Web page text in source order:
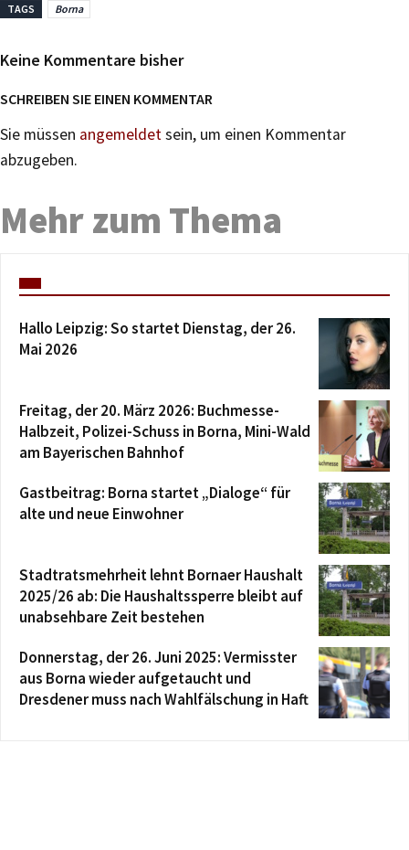
TAGS Borna
Keine Kommentare bisher
SCHREIBEN SIE EINEN KOMMENTAR
Sie müssen angemeldetsein, um einen Kommentar
abzugeben.
Mehr zum Thema
Hallo Leipzig: So startet Dienstag, der 26.
Mai 2026
Freitag, der 20. März 2026: Buchmesse-
Halbzeit, Polizei-Schuss in Borna, Mini-Wald
am Bayerischen Bahnhof
Gastbeitrag: Borna startet „Dialoge“ für
alte und neue Einwohner
Stadtratsmehrheit lehnt Bornaer Haushalt
2025/26 ab: Die Haushaltssperre bleibt auf
unabsehbare Zeit bestehen
Donnerstag, der 26. Juni 2025: Vermisster
aus Borna wieder aufgetaucht und
Dresdener muss nach Wahlfälschung in Haft